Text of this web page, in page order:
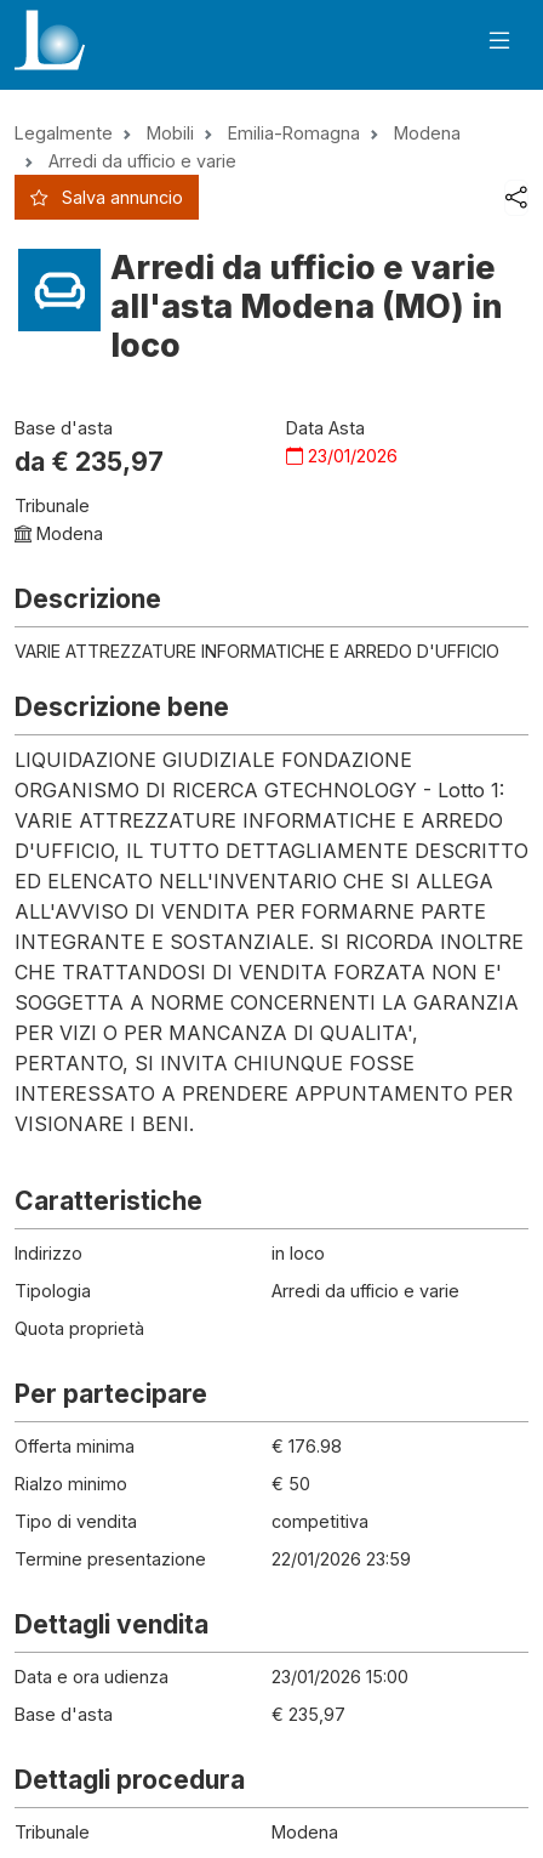
Legalmente Mobili Emilia-Romagna
Modena
Arredi da ufficio e varie
Salva annuncio
Arredi da ufficio e varie
all'asta Modena (MO) in
loco
Base d'asta
da € 235,97
Data Asta
23/01/2026
Tribunale
Modena
Descrizione
VARIE ATTREZZATURE INFORMATICHE E ARREDO D'UFFICIO
Descrizione bene
LIQUIDAZIONE GIUDIZIALE FONDAZIONE
ORGANISMO DI RICERCA GTECHNOLOGY - Lotto 1:
VARIE ATTREZZATURE INFORMATICHE E ARREDO
D'UFFICIO, IL TUTTO DETTAGLIAMENTE DESCRITTO
ED ELENCATO NELL'INVENTARIO CHE SI ALLEGA
ALL'AVVISO DI VENDITA PER FORMARNE PARTE
INTEGRANTE E SOSTANZIALE. SI RICORDA INOLTRE
CHE TRATTANDOSI DI VENDITA FORZATA NON E'
SOGGETTA A NORME CONCERNENTI LA GARANZIA
PER VIZI O PER MANCANZA DI QUALITA',
PERTANTO, SI INVITA CHIUNQUE FOSSE
INTERESSATO A PRENDERE APPUNTAMENTO PER
VISIONARE I BENI.
Caratteristiche
Indirizzo
in loco
Tipologia
Arredi da ufficio e varie
Quota proprietà
Per partecipare
Offerta minima
€ 176.98
Rialzo minimo
€ 50
Tipo di vendita
competitiva
Termine presentazione
22/01/2026 23:59
Dettagli vendita
Data e ora udienza
23/01/2026 15:00
Base d'asta
€ 235,97
Dettagli procedura
Tribunale
Modena